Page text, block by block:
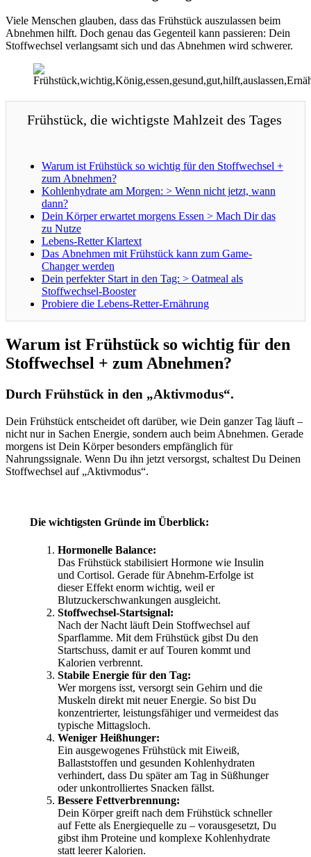
Viele Menschen glauben, dass das Frühstück auszulassen beim
Abnehmen hilft. Doch genau das Gegenteil kann passieren: Dein
Stoffwechsel verlangsamt sich und das Abnehmen wird schwerer.
Frühstück, die wichtigste Mahlzeit des Tages
Warum ist Frühstück so wichtig für den Stoffwechsel +
zum Abnehmen?
Kohlenhydrate am Morgen: > Wenn nicht jetzt, wann
dann?
Dein Körper erwartet morgens Essen > Mach Dir das
zu Nutze
Lebens-Retter Klartext
Das Abnehmen mit Frühstück kann zum Game-
Changer werden
Dein perfekter Start in den Tag: > Oatmeal als
Stoffwechsel-Booster
Probiere die Lebens-Retter-Ernährung
Warum ist Frühstück so wichtig für den
Stoffwechsel + zum Abnehmen?
Durch Frühstück in den „Aktivmodus“.
Dein Frühstück entscheidet oft darüber, wie Dein ganzer Tag läuft –
nicht nur in Sachen Energie, sondern auch beim Abnehmen. Gerade
morgens ist Dein Körper besonders empfänglich für
Nahrungssignale. Wenn Du ihn jetzt versorgst, schaltest Du Deinen
Stoffwechsel auf „Aktivmodus“.
Die wichtigsten Gründe im Überblick:
Hormonelle Balance:
Das Frühstück stabilisiert Hormone wie Insulin
und Cortisol. Gerade für Abnehm-Erfolge ist
dieser Effekt enorm wichtig, weil er
Blutzuckerschwankungen ausgleicht.
Stoffwechsel-Startsignal:
Nach der Nacht läuft Dein Stoffwechsel auf
Sparflamme. Mit dem Frühstück gibst Du den
Startschuss, damit er auf Touren kommt und
Kalorien verbrennt.
Stabile Energie für den Tag:
Wer morgens isst, versorgt sein Gehirn und die
Muskeln direkt mit neuer Energie. So bist Du
konzentrierter, leistungsfähiger und vermeidest das
typische Mittagsloch.
Weniger Heißhunger:
Ein ausgewogenes Frühstück mit Eiweiß,
Ballaststoffen und gesunden Kohlenhydraten
verhindert, dass Du später am Tag in Süßhunger
oder unkontrolliertes Snacken fällst.
Bessere Fettverbrennung:
Dein Körper greift nach dem Frühstück schneller
auf Fette als Energiequelle zu – vorausgesetzt, Du
gibst ihm Proteine und komplexe Kohlenhydrate
statt leerer Kalorien.